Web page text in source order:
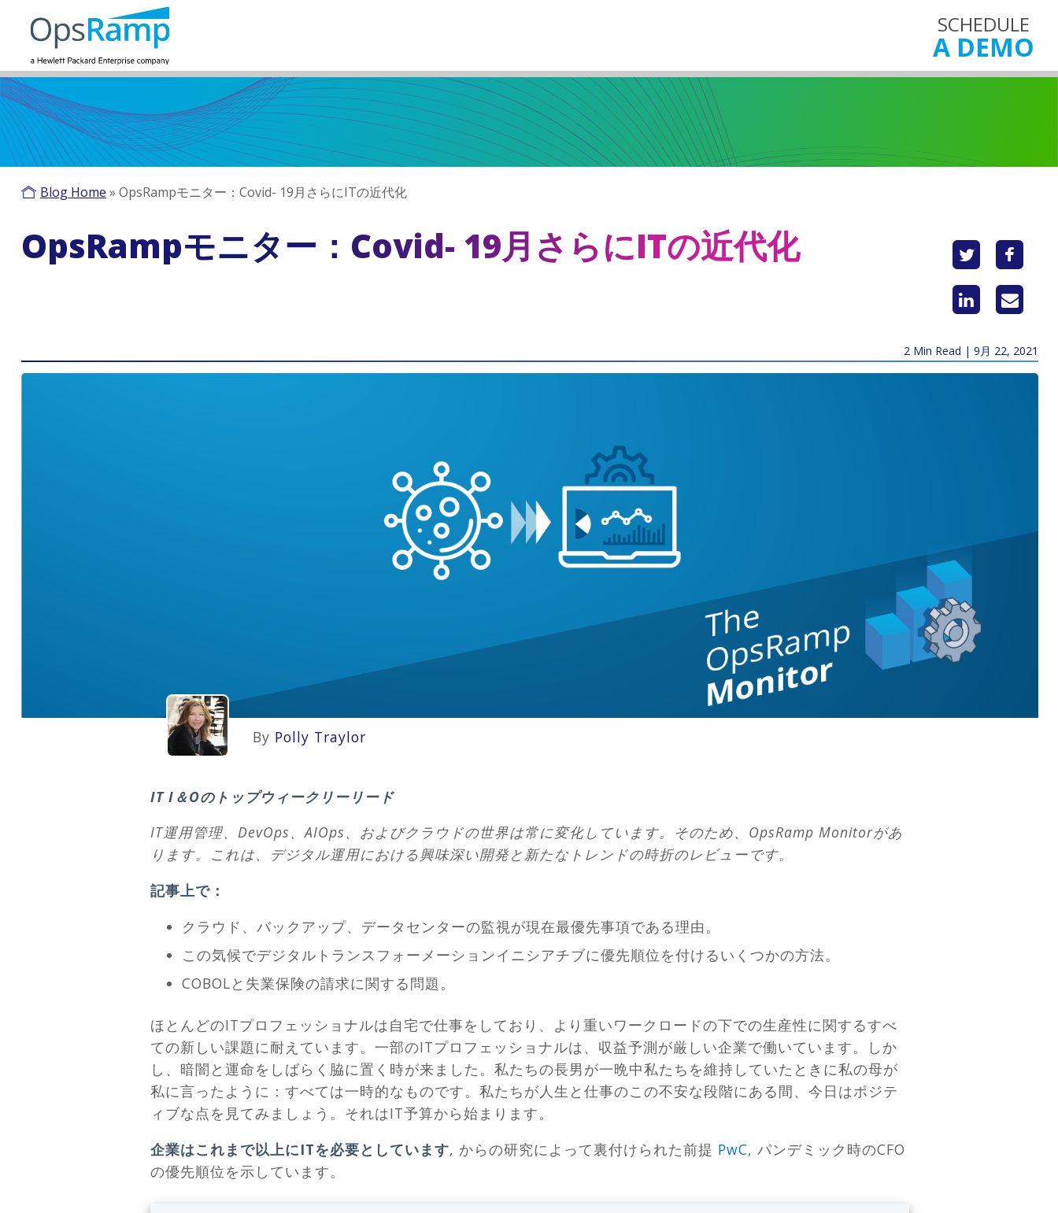
SCHEDULE
A DEMO
Blog Home » OpsRampモニター：Covid- 19月さらにITの近代化
OpsRampモニター：Covid- 19月さらにITの近代化
2 Min Read | 9月 22, 2021
By Polly Traylor
IT I＆Oのトップウィークリーリード
IT運用管理、DevOps、AIOps、およびクラウドの世界は常に変化しています。そのため、OpsRamp Monitorがあ
ります。これは、デジタル運用における興味深い開発と新たなトレンドの時折のレビューです。
記事上で：
クラウド、バックアップ、データセンターの監視が現在最優先事項である理由。
この気候でデジタルトランスフォーメーションイニシアチブに優先順位を付けるいくつかの方法。
COBOLと失業保険の請求に関する問題。
ほとんどのITプロフェッショナルは自宅で仕事をしており、より重いワークロードの下での生産性に関するすべ
ての新しい課題に耐えています。一部のITプロフェッショナルは、収益予測が厳しい企業で働いています。しか
し、暗闇と運命をしばらく脇に置く時が来ました。私たちの長男が一晩中私たちを維持していたときに私の母が
私に言ったように：すべては一時的なものです。私たちが人生と仕事のこの不安な段階にある間、今日はポジテ
ィブな点を見てみましょう。それはIT予算から始まります。
企業はこれまで以上にITを必要としています, からの研究によって裏付けられた前提 PwC, パンデミック時のCFO
の優先順位を示しています。